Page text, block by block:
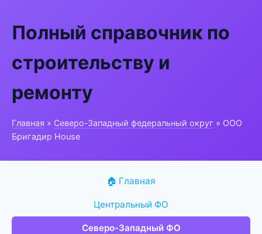
Полный справочник по
строительству и
ремонту
Главная » Северо-Западный федеральный округ » ООО
Бригадир House
🏠 Главная
Центральный ФО
Северо-Западный ФО